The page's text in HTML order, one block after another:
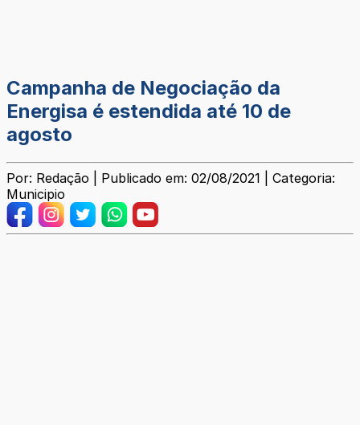
Campanha de Negociação da
Energisa é estendida até 10 de
agosto
Por: Redação | Publicado em: 02/08/2021 | Categoria:
Municipio